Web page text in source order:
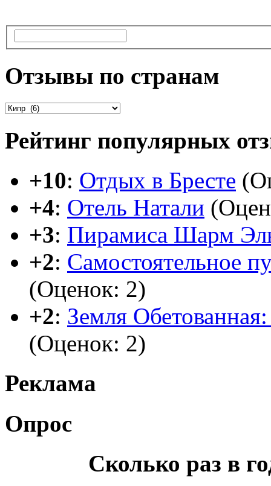
Отзывы по странам
Рейтинг популярных
+10: Отдых в Бресте
+4: Отель Натали
+3: Пирамиса Шарм
+2: Самостоятельное
(Оценок: 2)
+2: Земля
(Оценок: 2)
Реклама
Опрос
Сколько раз в